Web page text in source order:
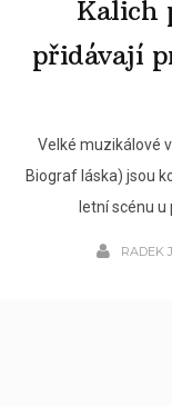
Kalich
přidávají
Velké muzikálové
Biograf láska) jsou
letní scénu u
RADEK